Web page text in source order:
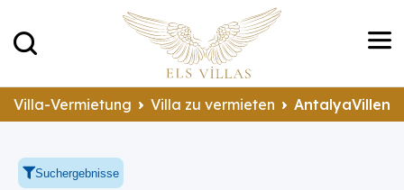
Villa-Vermietung Villa zu vermieten AntalyaVillen
Suchergebnisse